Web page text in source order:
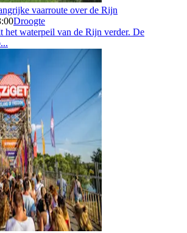
vaarroute over de Rijn
Droogte
het waterpeil van de Rijn verder. De